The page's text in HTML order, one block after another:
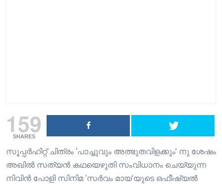
159
SHARES
സൂപ്പർഹിറ്റ് ചിത്രം ‘പാച്ചുവും അത്ഭുതവിളക്കും’ നു ശേഷം
അഖിൽ സത്യൻ കഥയെഴുതി സംവിധാനം ചെയ്യുന്ന
നിവിൻ പോളി സിനിമ ‘സർവം മായ’യുടെ ഒഫീഷ്യൽ